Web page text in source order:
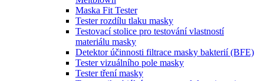
Maska Fit Tester
Tester rozdílu tlaku masky
Testovací stolice pro testování vlastností
materiálu masky
Detektor účinnosti filtrace masky bakterií (BFE)
Tester vizuálního pole masky
Tester tření masky